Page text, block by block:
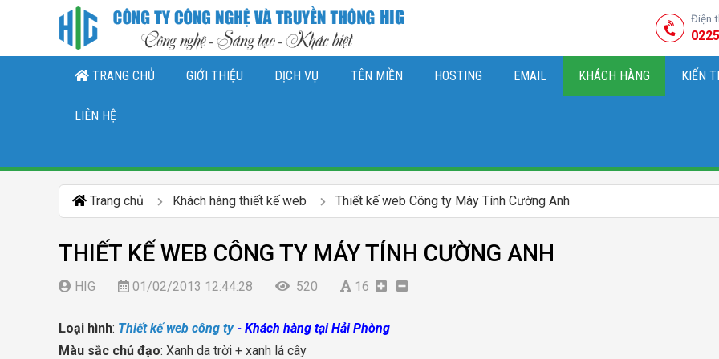
Điện
TRANG CHỦ GIỚI THIỆU DỊCH VỤ TÊN MIỀN HOSTING EMAIL KHÁCH HÀNG KIẾN
LIÊN HỆ
Trang chủ Khách hàng thiết kế web Thiết kế web Công ty Máy Tính Cường Anh
THIẾT KẾ WEB CÔNG TY MÁY TÍNH CƯỜNG ANH
HIG 01/02/2013 12:44:28 520 16
Loại hình: Thiết kế web công ty- Khách hàng tại Hải Phòng
Màu sắc chủ đạo: Xanh da trời + xanh lá cây